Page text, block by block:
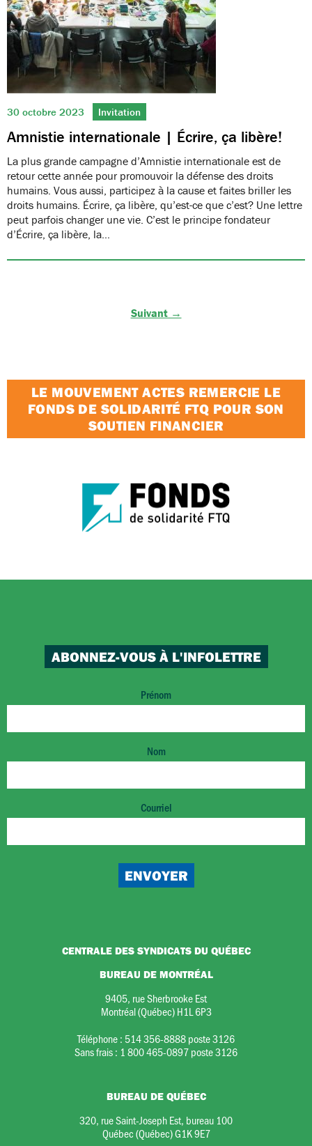
30 octobre 2023 Invitation
Amnistie internationale | Écrire, ça libère!
La plus grande campagne d’Amnistie internationale est de
retour cette année pour promouvoir la défense des droits
humains. Vous aussi, participez à la cause et faites briller les
droits humains. Écrire, ça libère, qu’est-ce que c’est? Une lettre
peut parfois changer une vie. C’est le principe fondateur
d’Écrire, ça libère, la…
Suivant →
LE MOUVEMENT ACTES REMERCIE LE
FONDS DE SOLIDARITÉ FTQ POUR SON
SOUTIEN FINANCIER
ABONNEZ-VOUS À L'INFOLETTRE
Prénom
Nom
Courriel
CENTRALE DES SYNDICATS DU QUÉBEC
BUREAU DE MONTRÉAL
9405, rue Sherbrooke Est
Montréal (Québec) H1L 6P3
Téléphone : 514 356-8888 poste 3126
Sans frais : 1 800 465-0897 poste 3126
BUREAU DE QUÉBEC
320, rue Saint-Joseph Est, bureau 100
Québec (Québec) G1K 9E7